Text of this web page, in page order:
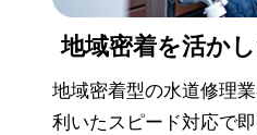
地域密着を活か
地域密着型の水道修理
利いたスピード対応で